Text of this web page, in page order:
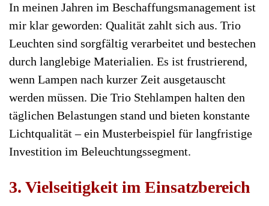
In meinen Jahren im Beschaffungsmanagement ist
mir klar geworden: Qualität zahlt sich aus. Trio
Leuchten sind sorgfältig verarbeitet und bestechen
durch langlebige Materialien. Es ist frustrierend,
wenn Lampen nach kurzer Zeit ausgetauscht
werden müssen. Die Trio Stehlampen halten den
täglichen Belastungen stand und bieten konstante
Lichtqualität – ein Musterbeispiel für langfristige
Investition im Beleuchtungssegment.
3. Vielseitigkeit im Einsatzbereich